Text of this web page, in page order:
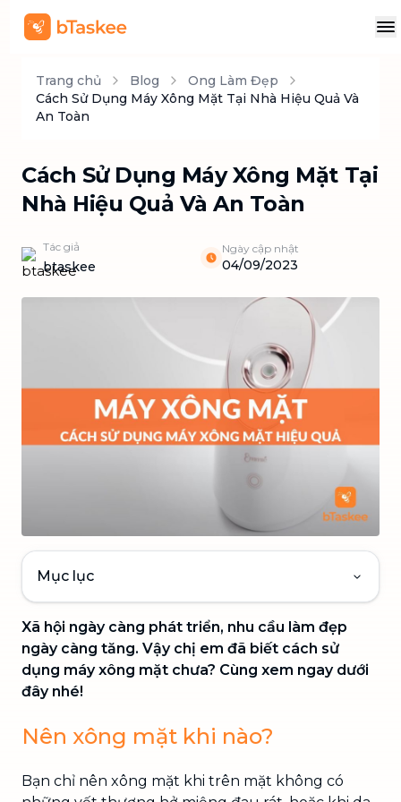
Trang chủ Blog
Ong Làm Đẹp
Cách Sử Dụng Máy Xông Mặt Tại Nhà Hiệu Quả Và
An Toàn
Cách Sử Dụng Máy Xông Mặt Tại
Nhà Hiệu Quả Và An Toàn
Tác giả
btaskee
Ngày cập nhật
04/09/2023
Mục lục
Xã hội ngày càng phát triển, nhu cầu làm đẹp
ngày càng tăng. Vậy chị em đã biết cách sử
dụng máy xông mặt chưa? Cùng xem ngay dưới
đây nhé!
Nên xông mặt khi nào?
Bạn chỉ nên xông mặt khi trên mặt không có